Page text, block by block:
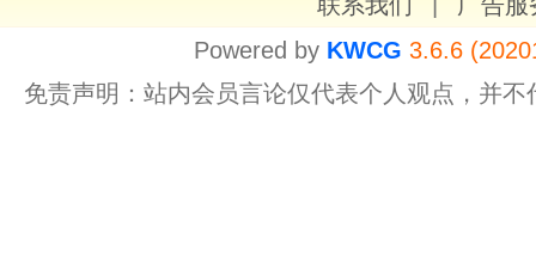
Powered by KWCG 3.6.6
免责声明：站内会员言论仅代表个人观点，并